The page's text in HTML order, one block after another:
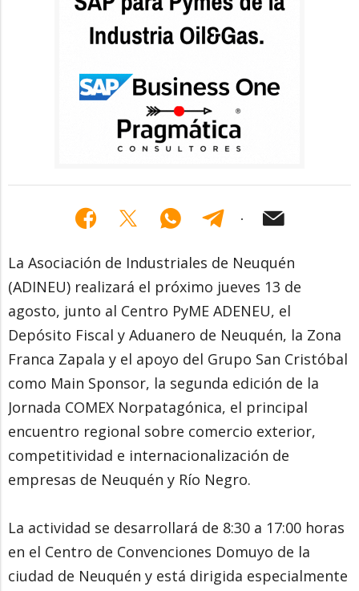
La Asociación de Industriales de Neuquén
(ADINEU) realizará el próximo jueves 13 de
agosto, junto al Centro PyME ADENEU, el
Depósito Fiscal y Aduanero de Neuquén, la Zona
Franca Zapala y el apoyo del Grupo San Cristóbal
como Main Sponsor, la segunda edición de la
Jornada COMEX Norpatagónica, el principal
encuentro regional sobre comercio exterior,
competitividad e internacionalización de
empresas de Neuquén y Río Negro.
La actividad se desarrollará de 8:30 a 17:00 horas
en el Centro de Convenciones Domuyo de la
ciudad de Neuquén y está dirigida especialmente